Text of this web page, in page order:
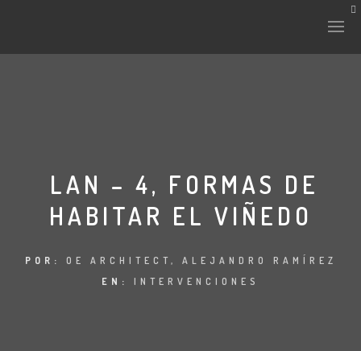
LAN – 4, FORMAS DE
HABITAR EL VIÑEDO
POR: OE ARCHITECT, ALEJANDRO RAMÍREZ
EN: INTERVENCIONES